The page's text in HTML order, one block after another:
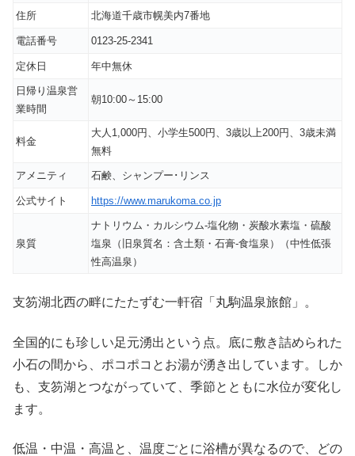
住所 北海道千歳市幌美内7番地
電話番号 0123-25-2341
定休日 年中無休
日帰り温泉営
業時間
朝10:00～15:00
料金
大人1,000円、小学生500円、3歳以上200円、3歳未満
無料
アメニティ 石鹸、シャンプー･リンス
公式サイト https://www.marukoma.co.jp
泉質
ナトリウム・カルシウム-塩化物・炭酸水素塩・硫酸
塩泉（旧泉質名：含土類・石膏-食塩泉）（中性低張
性高温泉）
支笏湖北西の畔にたたずむ一軒宿「丸駒温泉旅館」。
全国的にも珍しい足元湧出という点。底に敷き詰められた
小石の間から、ポコポコとお湯が湧き出しています。しか
も、支笏湖とつながっていて、季節とともに水位が変化し
ます。
低温・中温・高温と、温度ごとに浴槽が異なるので、どの